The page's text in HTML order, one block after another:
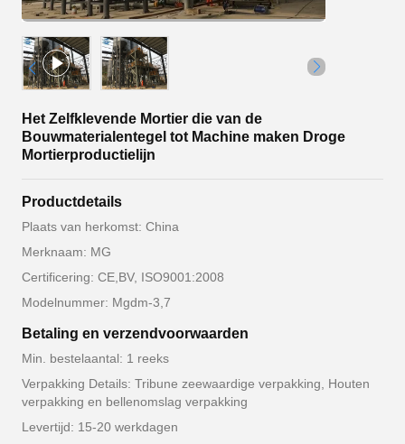
Het Zelfklevende Mortier die van de
Bouwmaterialentegel tot Machine maken Droge
Mortierproductielijn
Productdetails
Plaats van herkomst: China
Merknaam: MG
Certificering: CE,BV, ISO9001:2008
Modelnummer: Mgdm-3,7
Betaling en verzendvoorwaarden
Min. bestelaantal: 1 reeks
Verpakking Details: Tribune zeewaardige verpakking, Houten
verpakking en bellenomslag verpakking
Levertijd: 15-20 werkdagen